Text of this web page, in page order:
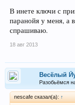
В инете ключи с
паранойя у меня, а
спрашиваю.
18 авг 2013
Весёлый
Разобьёмся
nescafe сказал(а): ↑